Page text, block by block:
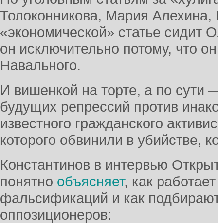
Толоконникова, Мария
«экономической» статье сидит
он исключительно потому, что
Навального.
И вишенкой на торте, а по
будущих репрессий против
известного гражданского
которого обвинили в убийстве,
Константинов в интервью
понятно объясняет, как
фальсификаций и как
оппозиционеров: